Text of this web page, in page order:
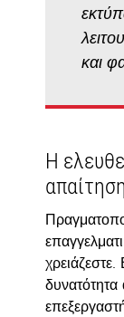
και
Η
απαίτηση